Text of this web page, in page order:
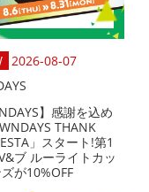
2026-08-07
】感謝を込め
THANK
」スタート!第1
ブ ルーライトカッ
ズが10%OFF